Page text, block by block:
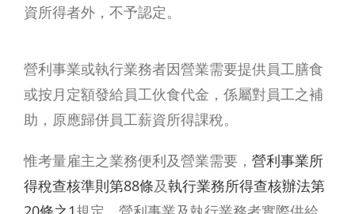
資所得者外，不予認定。
營利事業或執行業務者因營業需要提供員工膳食
或按月定額發給員工伙食代金，係屬對員工之補
助，原應歸併員工薪資所得課稅。
惟考量雇主之業務便利及營業需要， 營利事業所
得稅查核準則第88條及執行業務所得查核辦法第